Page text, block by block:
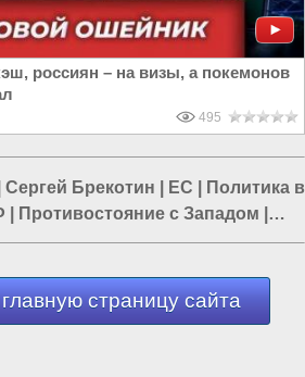
россиян – на визы, а покемонов
495
Сергей Брекотин ЕС
Политика в
Противостояние с Западом
страницу сайта